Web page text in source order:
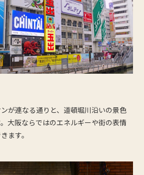
が連なる通りと、道頓堀川沿いの景色
大阪ならではのエネルギーや街の表情
ます。